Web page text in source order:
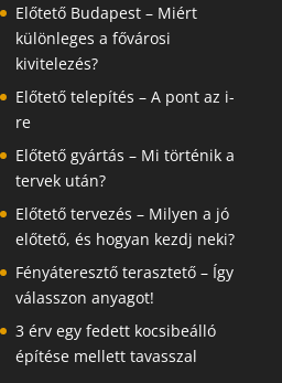
Előtető Budapest – Miért
különleges a fővárosi
kivitelezés?
Előtető telepítés – A pont az i-
re
Előtető gyártás – Mi történik a
tervek után?
Előtető tervezés – Milyen a jó
előtető, és hogyan kezdj neki?
Fényáteresztő terasztető – Így
válasszon anyagot!
3 érv egy fedett kocsibeálló
építése mellett tavasszal